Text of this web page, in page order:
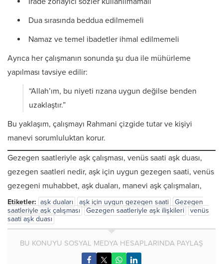
Dua sırasında beddua edilmemeli
Namaz ve temel ibadetler ihmal edilmemeli
Ayrıca her çalışmanın sonunda şu dua ile mühürleme
yapılması tavsiye edilir:
“Allah’ım, bu niyeti rızana uygun değilse benden
uzaklaştır.”
Bu yaklaşım, çalışmayı Rahmani çizgide tutar ve kişiyi
manevi sorumluluktan korur.
Gezegen saatleriyle aşk çalışması, venüs saati aşk duası,
gezegen saatleri nedir, aşk için uygun gezegen saati, venüs
gezegeni muhabbet, aşk duaları, manevi aşk çalışmaları,
Etiketler: aşk duaları aşk için uygun gezegen saati
Gezegen
saatleriyle aşk çalışması
Gezegen saatleriyle aşk ilişkileri
venüs
saati aşk duası
BU KONUYU SOSYAL MEDYA HESAPLARINDA PAYLAŞ